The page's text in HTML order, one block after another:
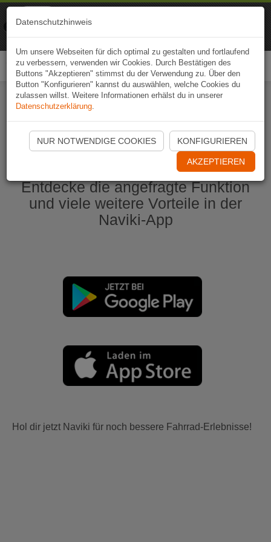
Naviki App jetzt öffnen
Entdecke die angefragte Funktion
und viele weitere Vorteile in der
Naviki-App
Hol dir jetzt Naviki für noch bessere Fahrrad-Erlebnisse!
Datenschutzhinweis
Um unsere Webseiten für dich optimal zu gestalten und fortlaufend
zu verbessern, verwenden wir Cookies. Durch Bestätigen des
Buttons "Akzeptieren" stimmst du der Verwendung zu. Über den
Button "Konfigurieren" kannst du auswählen, welche Cookies du
zulassen willst. Weitere Informationen erhälst du in unserer
Datenschutzerklärung.
NUR NOTWENDIGE COOKIES KONFIGURIEREN
AKZEPTIEREN
Naviki